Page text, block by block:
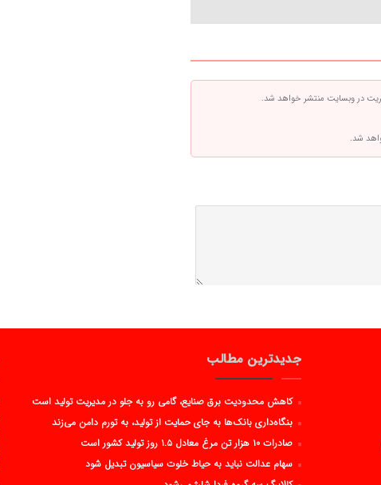
در وبسایت منتشر خواهد شد.
شد.
جدیدترین مطالب
کاهش محدودیت برق صنایع، گامی رو به جلو در مدیریت تولید است
بنگاه‌داری بانک‌ها به جای حمایت از تولید، به تورم دامن می‌زند
صادرات ۱۰ هزار تن مرغ معادل ۱.۵ روز تولید کشور است
سهام عدالت نباید به حیاط خلوت سیاسیون تبدیل شود